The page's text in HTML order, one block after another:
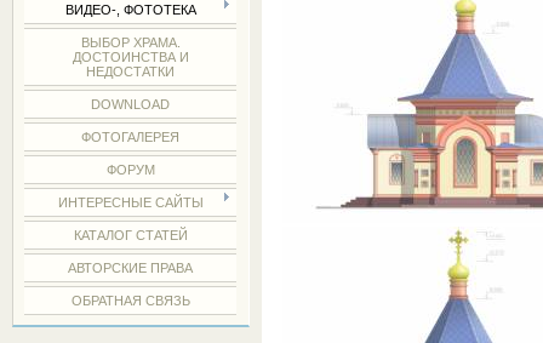
ВИДЕО-, ФОТОТЕКА
ВЫБОР ХРАМА.
ДОСТОИНСТВА И
НЕДОСТАТКИ
DOWNLOAD
ФОТОГАЛЕРЕЯ
ФОРУМ
ИНТЕРЕСНЫЕ САЙТЫ
КАТАЛОГ СТАТЕЙ
АВТОРСКИЕ ПРАВА
ОБРАТНАЯ СВЯЗЬ